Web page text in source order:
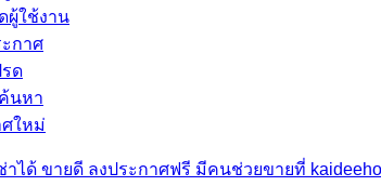
ผู้ใช้งาน
กาศ
ด
นหา
ศใหม่